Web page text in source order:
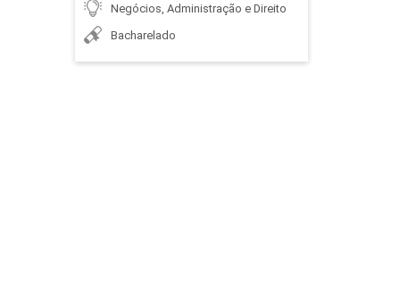
RESPONSABILIDADE SOCIOAMBIENTAL
Negócios, Administração e Direito
Bacharelado